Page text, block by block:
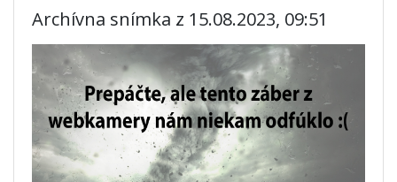
Archívna snímka z 15.08.2023, 09:51